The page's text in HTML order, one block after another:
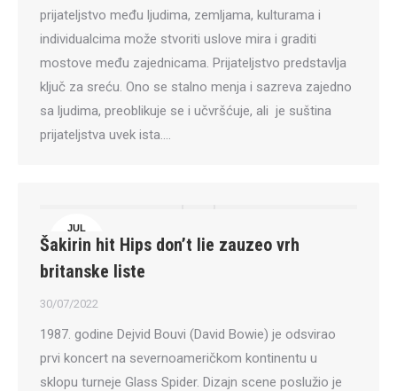
prijateljstvo među ljudima, zemljama, kulturama i
individualcima može stvoriti uslove mira i graditi
mostove među zajednicama. Prijateljstvo predstavlja
ključ za sreću. Ono se stalno menja i sazreva zajedno
sa ljudima, preoblikuje se i učvršćuje, ali je suština
prijateljstva uvek ista.…
JUL
30
Šakirin hit Hips don’t lie zauzeo vrh
britanske liste
30/07/2022
1987. godine Dejvid Bouvi (David Bowie) je odsvirao
prvi koncert na severnoameričkom kontinentu u
sklopu turneje Glass Spider. Dizajn scene poslužio je